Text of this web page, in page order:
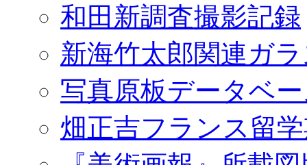
和田新調査撮影記録
新海竹太郎関連ガ
写真原板データベ
畑正吉フランス留